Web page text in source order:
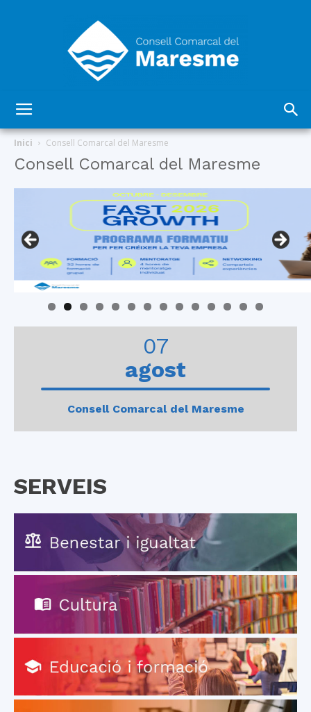
del
Maresme
Inici Consell Comarcal del Maresme
Consell Comarcal del Maresme
0 1 2 3 4
07
agost
Consell Comarcal del Maresme
SERVEIS